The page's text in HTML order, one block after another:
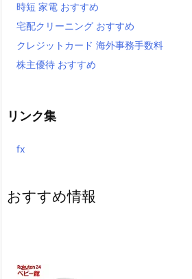
時短 家電 おすすめ
宅配クリーニング おすすめ
クレジットカード 海外事務手数料
株主優待 おすすめ
リンク集
fx
おすすめ情報